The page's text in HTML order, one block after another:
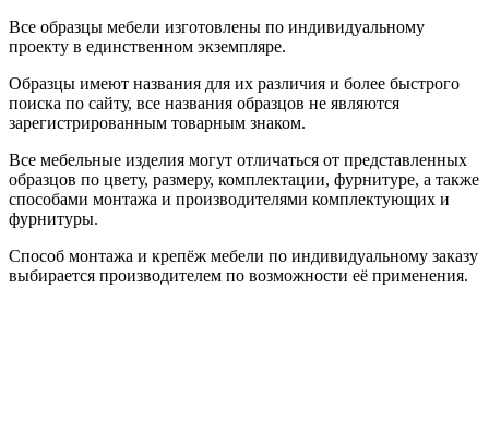
Все образцы мебели изготовлены по индивидуальному
проекту в единственном экземпляре.
Образцы имеют названия для их различия и более быстрого
поиска по сайту, все названия образцов не являются
зарегистрированным товарным знаком.
Все мебельные изделия могут отличаться от представленных
образцов по цвету, размеру, комплектации, фурнитуре, а также
способами монтажа и производителями комплектующих и
фурнитуры.
Способ монтажа и крепёж мебели по индивидуальному заказу
выбирается производителем по возможности её применения.